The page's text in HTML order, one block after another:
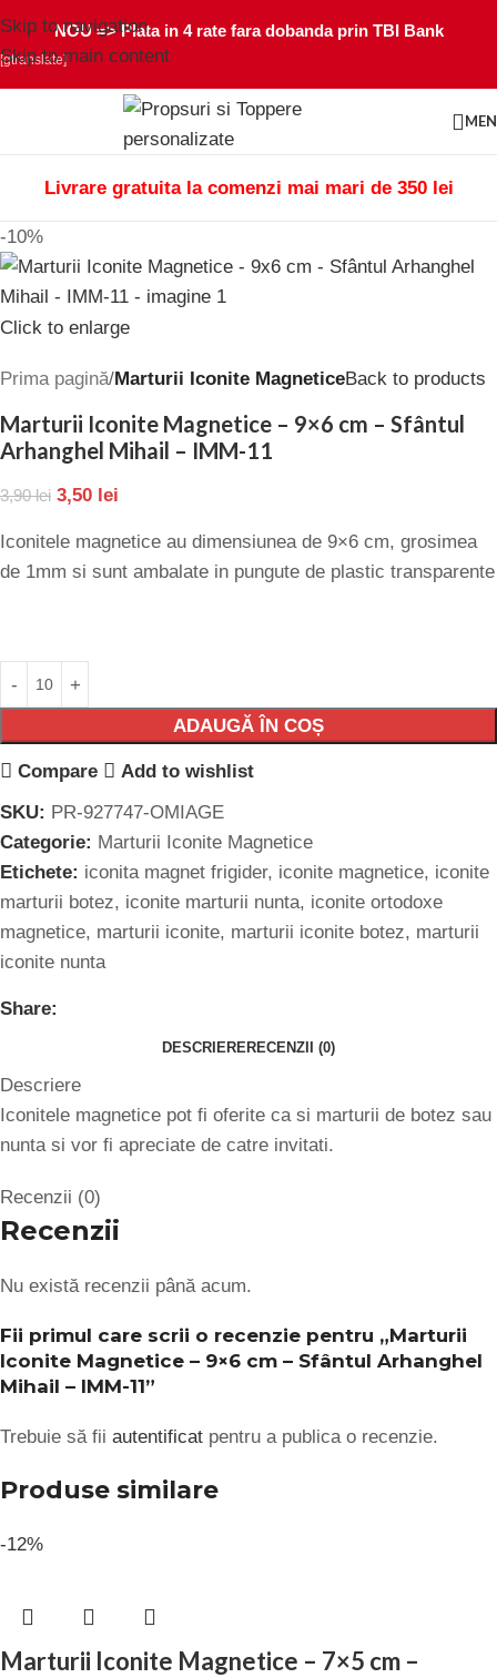
Skip to navigation
Skip to main content
NOU =>Plata in 4 rate fara dobanda prin TBI Bank
[gtranslate]
Livrare gratuita la comenzi mai mari de 350 lei
-10%
Click to enlarge
Prima pagină Marturii Iconite MagneticeBack to products
Marturii Iconite Magnetice – 9×6 cm – Sfântul
Arhanghel Mihail – IMM-11
3,90lei 3,50 lei
Iconitele magnetice au dimensiunea de 9×6 cm, grosimea
de 1mm si sunt ambalate in pungute de plastic transparente
ADAUGĂ ÎN COȘ
Compare
Add to wishlist
SKU: PR-927747-OMIAGE
Categorie: Marturii Iconite Magnetice
Etichete: iconita magnet frigider, iconite magnetice, iconite
marturii botez, iconite marturii nunta, iconite ortodoxe
magnetice, marturii iconite, marturii iconite botez, marturii
iconite nunta
Share:
DESCRIERERECENZII (0)
Descriere
Iconitele magnetice pot fi oferite ca si marturii de botez sau
nunta si vor fi apreciate de catre invitati.
Recenzii (0)
Recenzii
Nu există recenzii până acum.
Fii primul care scrii o recenzie pentru „Marturii
Iconite Magnetice – 9×6 cm – Sfântul Arhanghel
Mihail – IMM-11”
Trebuie să fii autentificat pentru a publica o recenzie.
Produse similare
-12%
Marturii Iconite Magnetice – 7×5 cm –